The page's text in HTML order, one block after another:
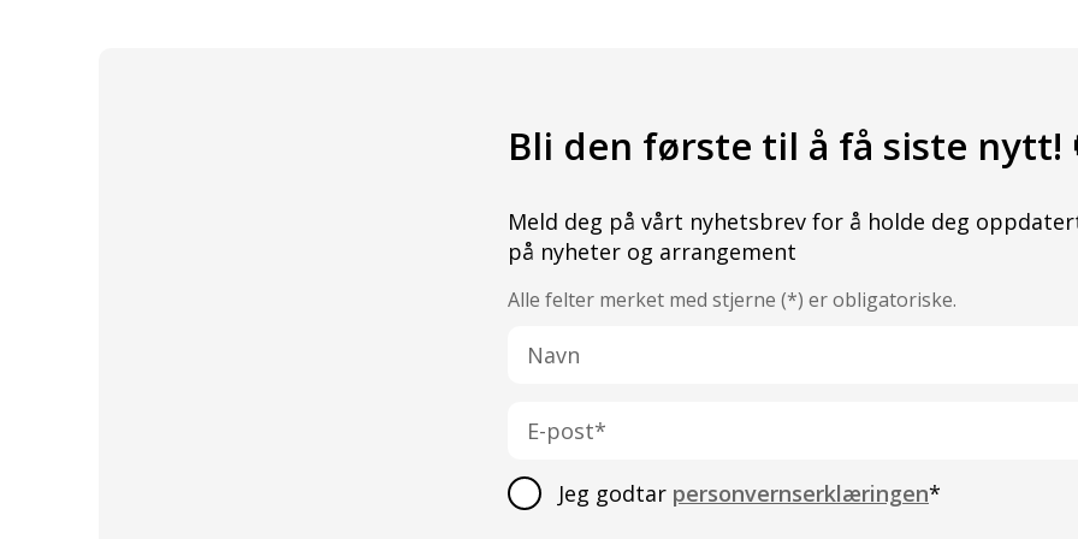
Bli den første til å få siste nytt!
Meld deg på vårt nyhetsbrev for å holde deg
på nyheter og arrangement
Alle felter merket med stjerne (*) er obligatoriske.
Navn
post
Jeg godtar personvernserklæringen*